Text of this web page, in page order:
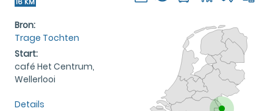
Bron:
Trage Tochten
Start:
café Het Centrum,
Wellerlooi
Details